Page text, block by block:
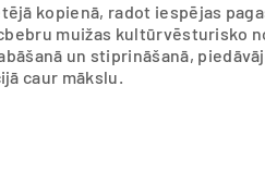
kopienā, radot iespējas
muižas kultūrvēsturisko
un stiprināšanā,
caur mākslu.